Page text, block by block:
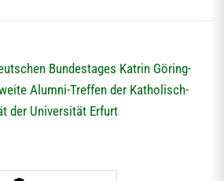
Bundestages Katrin Göring-
Alumni-Treffen der Katholisch-
der Universität Erfurt